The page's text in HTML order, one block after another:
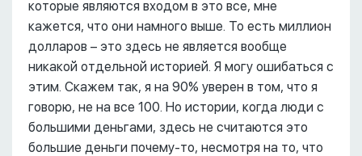
которые являются входом в это все, мне
кажется, что они намного выше. То есть миллион
долларов – это здесь не является вообще
никакой отдельной историей. Я могу ошибаться с
этим. Скажем так, я на 90% уверен в том, что я
говорю, не на все 100. Но истории, когда люди с
большими деньгами, здесь не считаются это
большие деньги почему-то, несмотря на то, что